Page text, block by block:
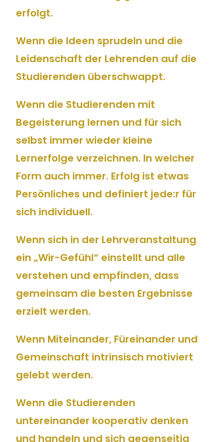
erfolgt.
Wenn die Ideen sprudeln und die
Leidenschaft der Lehrenden auf die
Studierenden überschwappt.
Wenn die Studierenden mit
Begeisterung lernen und für sich
selbst immer wieder kleine
Lernerfolge verzeichnen. In welcher
Form auch immer. Erfolg ist etwas
Persönliches und definiert jede:r für
sich individuell.
Wenn sich in der Lehrveranstaltung
ein „Wir-Gefühl“ einstellt und alle
verstehen und empfinden, dass
gemeinsam die besten Ergebnisse
erzielt werden.
Wenn Miteinander, Füreinander und
Gemeinschaft intrinsisch motiviert
gelebt werden.
Wenn die Studierenden
untereinander kooperativ denken
und handeln und sich gegenseitig